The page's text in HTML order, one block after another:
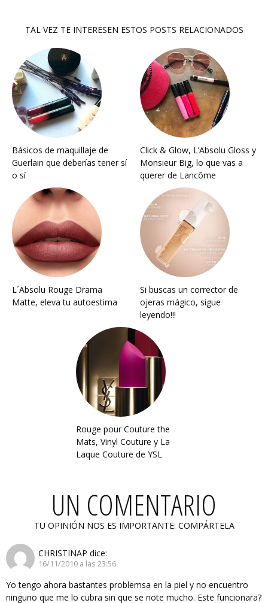
TAL VEZ TE INTERESEN ESTOS POSTS RELACIONADOS
Básicos de maquillaje de
Guerlain que deberías tener sí
o sí
Click & Glow, L’Absolu Gloss y
Monsieur Big, lo que vas a
querer de Lancôme
L´Absolu Rouge Drama
Matte, eleva tu autoestima
Si buscas un corrector de
ojeras mágico, sigue
leyendo!!!
Rouge pour Couture the
Mats, Vinyl Couture y La
Laque Couture de YSL
UN COMENTARIO
TU OPINIÓN NOS ES IMPORTANTE: COMPÁRTELA
CHRISTINAP dice:
16/11/2010 a las 23:56
Yo tengo ahora bastantes problemsa en la piel y no encuentro
ninguno que me lo cubra sin que se note mucho. Este funcionara?